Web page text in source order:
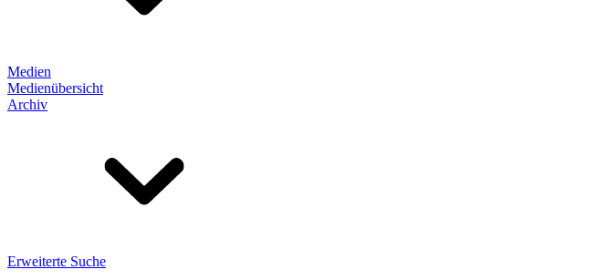
Medien
Medienübersicht
Archiv
Erweiterte Suche